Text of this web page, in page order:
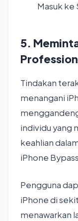
Masuk ke
5.
Tindakan
menangani
individu yang
keahlian
iPhone
Pengguna
iPhone di
menawarkan